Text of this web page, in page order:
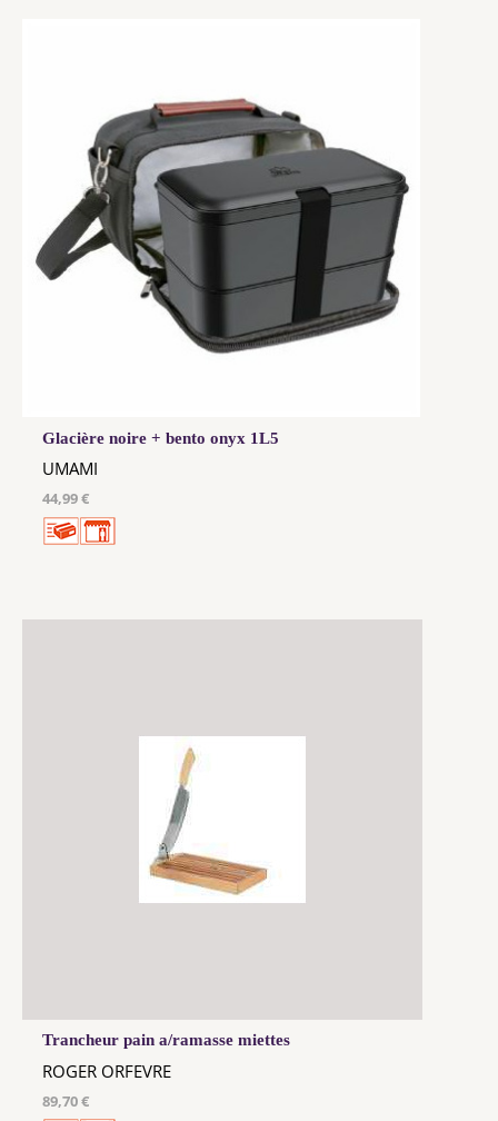
Glacière noire + bento onyx 1L5
UMAMI
44,99 €
Trancheur pain a/ramasse miettes
ROGER ORFEVRE
89,70 €